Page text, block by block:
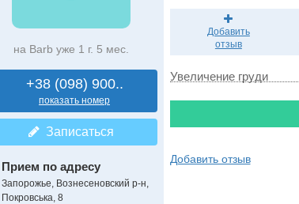
на Barb уже 1 г. 5 мес.
+38 (098) 900..
показать номер
Записаться
Прием по адресу
Запорожье, Вознесеновский р-н,
Покровська, 8
Добавить
отзыв
Увеличение груди
Добавить отзыв